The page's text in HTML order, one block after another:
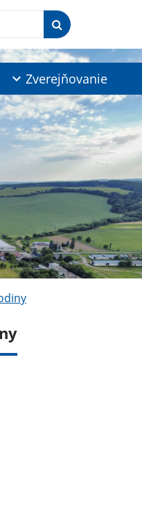
Zverejňovanie